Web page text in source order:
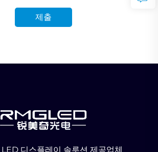
제출
디스플레이 솔루션 제공업체